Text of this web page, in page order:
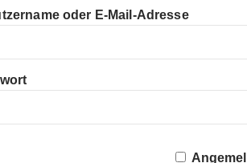
oder E-Mail-Adresse